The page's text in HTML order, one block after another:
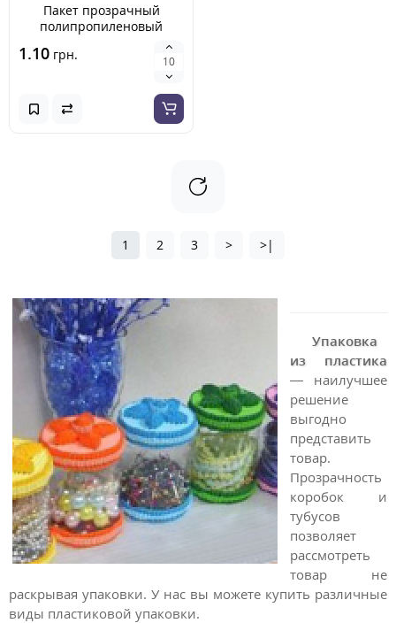
Пакет прозрачный
полипропиленовый
1.10 грн.
1 2 3 > >|
Упаковка
из пластика
— наилучшее
решение
выгодно
представить
товар.
Прозрачность
коробок и
тубусов
позволяет
рассмотреть
товар не
раскрывая упаковки. У нас вы можете купить различные
виды пластиковой упаковки.